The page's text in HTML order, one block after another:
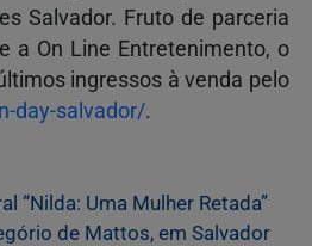
Salvador. Fruto de parceria
a On Line Entretenimento, o
ingressos à venda pelo
day-salvador/.
“Nilda: Uma Mulher Retada”
de Mattos, em Salvador